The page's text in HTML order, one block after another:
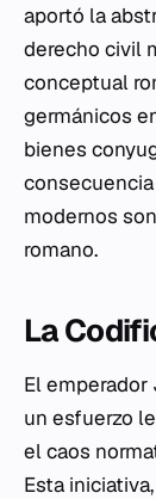
aportó la
derecho civil
conceptual
germánicos
bienes
modernos
romano.
La
El
un esfuerzo
el caos
Esta